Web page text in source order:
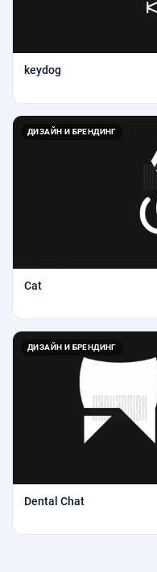
keydog
ДИЗАЙН И БРЕНДИНГ
Cat
ДИЗАЙН И БРЕНДИНГ
Dental Chat